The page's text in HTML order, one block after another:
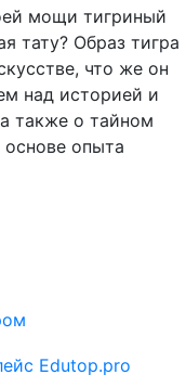
мощи тигриный
тату? Образ тигра
что же он
над историей и
также о тайном
основе опыта